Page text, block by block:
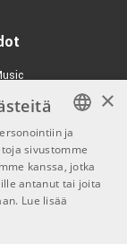
asiakaspalvelu:
(arkisin klo
(myymälä)
FINNISH
FINNISH
×
ja
sivustomme
kanssa, jotka
antanut tai joita
Lue lisää